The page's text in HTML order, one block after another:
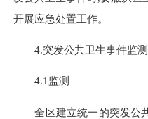
开展应急处置工作。
4.突发公共卫生事件监测
4.1监测
全区建立统一的突发公共